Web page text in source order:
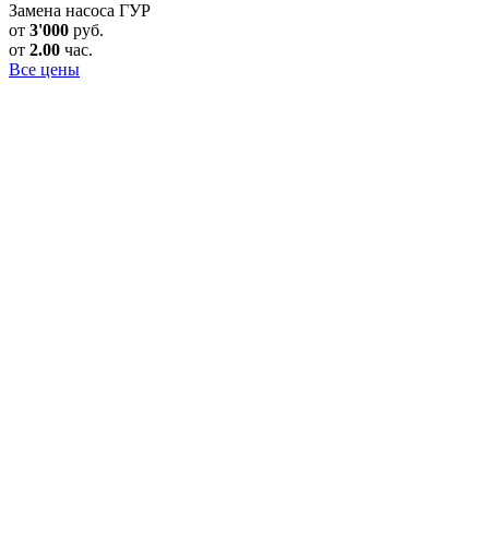
Замена насоса ГУР
от 3'000 руб.
от 2.00 час.
Все цены